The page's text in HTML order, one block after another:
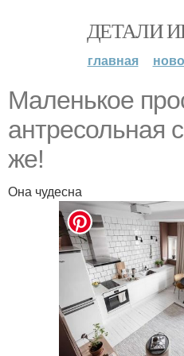
ДЕТАЛИ
главная
Маленькое
антресольная
же!
Она чудесна